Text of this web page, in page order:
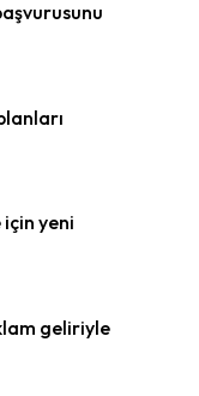
yeni
geliriyle